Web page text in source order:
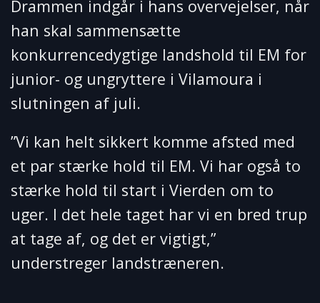
Drammen indgår i hans overvejelser, når
han skal sammensætte
konkurrencedygtige landshold til EM for
junior- og ungryttere i Vilamoura i
slutningen af juli.
”Vi kan helt sikkert komme afsted med
et par stærke hold til EM. Vi har også to
stærke hold til start i Vierden om to
uger. I det hele taget har vi en bred trup
at tage af, og det er vigtigt,”
understreger landstræneren.